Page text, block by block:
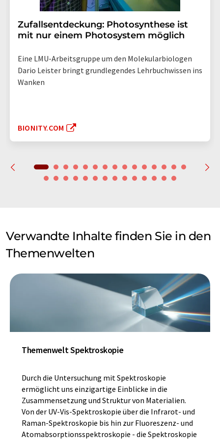
Zufallsentdeckung: Photosynthese ist
mit nur einem Photosystem möglich
Eine LMU-Arbeitsgruppe um den Molekularbiologen
Dario Leister bringt grundlegendes Lehrbuchwissen ins
Wanken
BIONITY.COM
Verwandte Inhalte finden Sie in den
Themenwelten
Themenwelt Spektroskopie
Durch die Untersuchung mit Spektroskopie
ermöglicht uns einzigartige Einblicke in die
Zusammensetzung und Struktur von Materialien.
Von der UV-Vis-Spektroskopie über die Infrarot- und
Raman-Spektroskopie bis hin zur Fluoreszenz- und
Atomabsorptionsspektroskopie - die Spektroskopie